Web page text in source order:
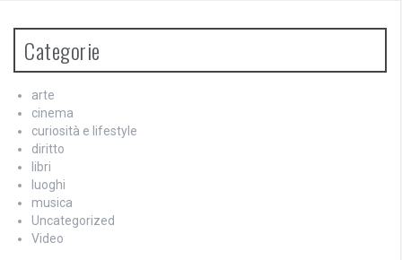
Categorie
arte
cinema
curiosità e lifestyle
diritto
libri
luoghi
musica
Uncategorized
Video